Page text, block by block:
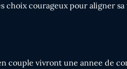
choix courageux pour aligner
couple vivront une annee de